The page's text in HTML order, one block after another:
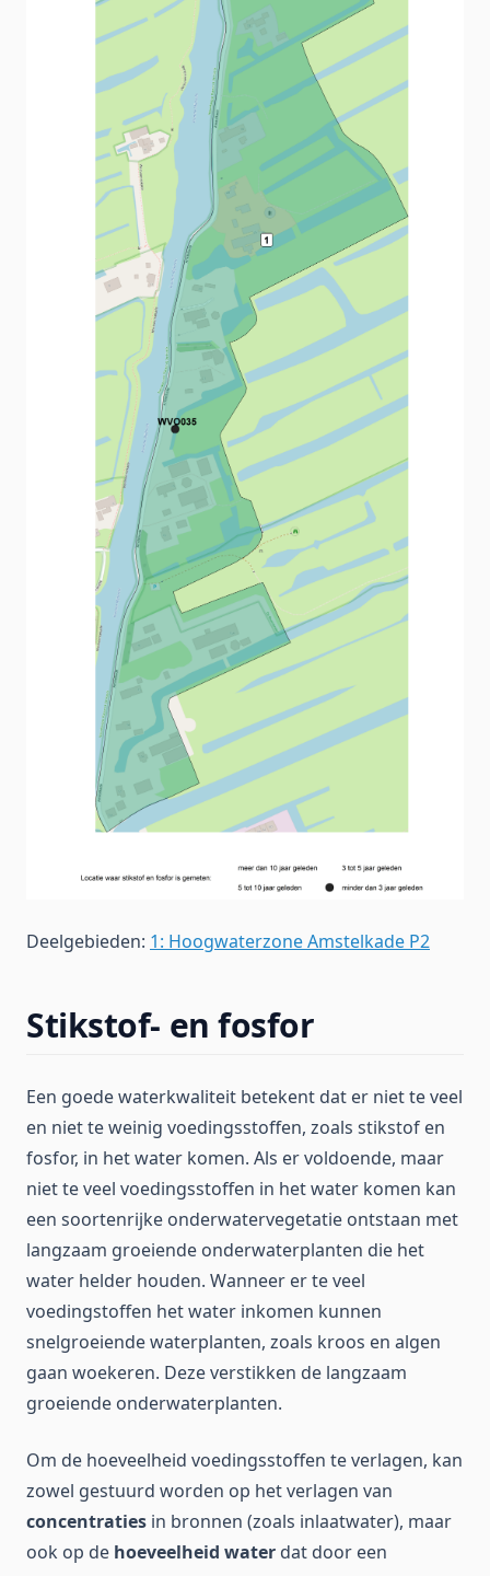
Deelgebieden: 1: Hoogwaterzone Amstelkade P2
Stikstof- en fosfor
Een goede waterkwaliteit betekent dat er niet te veel
en niet te weinig voedingsstoffen, zoals stikstof en
fosfor, in het water komen. Als er voldoende, maar
niet te veel voedingsstoffen in het water komen kan
een soortenrijke onderwatervegetatie ontstaan met
langzaam groeiende onderwaterplanten die het
water helder houden. Wanneer er te veel
voedingstoffen het water inkomen kunnen
snelgroeiende waterplanten, zoals kroos en algen
gaan woekeren. Deze verstikken de langzaam
groeiende onderwaterplanten.
Om de hoeveelheid voedingsstoffen te verlagen, kan
zowel gestuurd worden op het verlagen van
concentraties in bronnen (zoals inlaatwater), maar
ook op de hoeveelheid water dat door een